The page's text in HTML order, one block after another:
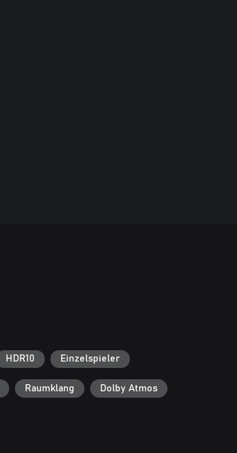
HDR10 Einzelspieler
Raumklang Dolby Atmos